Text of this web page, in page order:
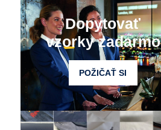
Dopytovať
vzorky zadarmo
POŽIČAŤ SI